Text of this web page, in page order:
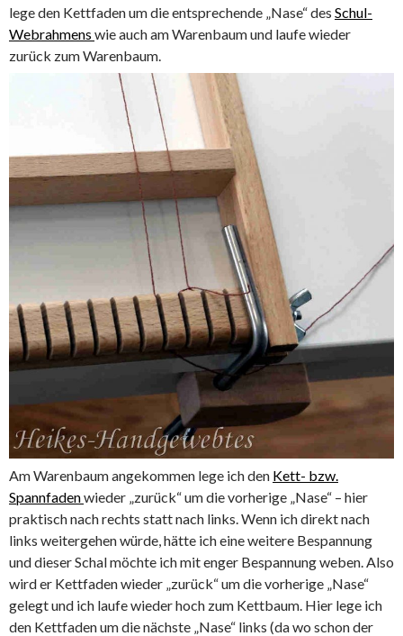
lege den Kettfaden um die entsprechende „Nase“ des Schul-
Webrahmens wie auch am Warenbaum und laufe wieder
zurück zum Warenbaum.
Am Warenbaum angekommen lege ich den Kett- bzw.
Spannfadenwieder „zurück“ um die vorherige „Nase“ – hier
praktisch nach rechts statt nach links. Wenn ich direkt nach
links weitergehen würde, hätte ich eine weitere Bespannung
und dieser Schal möchte ich mit enger Bespannung weben. Also
wird er Kettfaden wieder „zurück“ um die vorherige „Nase“
gelegt und ich laufe wieder hoch zum Kettbaum. Hier lege ich
den Kettfaden um die nächste „Nase“ links (da wo schon der